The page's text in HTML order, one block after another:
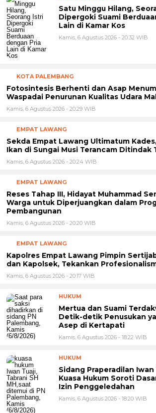
Satu Minggu Hilang,
Dipergoki Suami
Lain di Kamar Kos
Kamis, 6 Agustus 2026 - 20:32 WIB
KOTA PALEMBANG
Fotosintesis Berhenti dan Asap
Waspadai Penurunan Kualitas Udara
Kamis, 6 Agustus 2026 - 20:29 WIB
EMPAT LAWANG
Sekda Empat Lawang Ultimatum
Ikan di Sungai Musi Terancam Ditindak
Kamis, 6 Agustus 2026 - 20:24 WIB
EMPAT LAWANG
Reses Tahap III, Hidayat Muhammad
Warga untuk Diperjuangkan dalam
Pembangunan
Kamis, 6 Agustus 2026 - 20:20 WIB
EMPAT LAWANG
Kapolres Empat Lawang Pimpin
dan Kapolsek, Tekankan
Kamis, 6 Agustus 2026 - 20:17 WIB
HUKUM
Mertua dan Suami
Detik-detik Penusukan
Asep di Kertapati
Kamis, 6 Agustus 2026 - 18:22 WIB
HUKUM
Sidang Praperadilan
Kuasa Hukum Soroti
Izin Penggeledahan
Kamis, 6 Agustus 2026 - 18:20 WIB